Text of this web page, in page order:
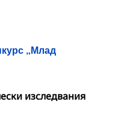
„Млад
изследвания